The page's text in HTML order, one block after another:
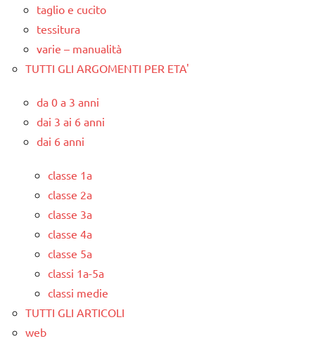
taglio e cucito
tessitura
varie – manualità
TUTTI GLI ARGOMENTI PER ETA'
da 0 a 3 anni
dai 3 ai 6 anni
dai 6 anni
classe 1a
classe 2a
classe 3a
classe 4a
classe 5a
classi 1a-5a
classi medie
TUTTI GLI ARTICOLI
web